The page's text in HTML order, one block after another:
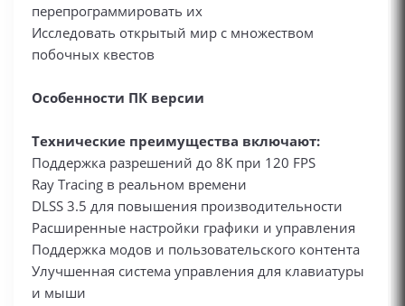
перепрограммировать их
Исследовать открытый мир с множеством
побочных квестов
Особенности ПК версии
Технические преимущества включают:
Поддержка разрешений до 8K при 120 FPS
Ray Tracing в реальном времени
DLSS 3.5 для повышения производительности
Расширенные настройки графики и управления
Поддержка модов и пользовательского контента
Улучшенная система управления для клавиатуры
и мыши